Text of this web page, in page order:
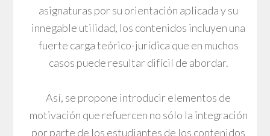
asignaturas por su orientación aplicada y su
innegable utilidad, los contenidos incluyen una
fuerte carga teórico-jurídica que en muchos
casos puede resultar difícil de abordar.
Así, se propone introducir elementos de
motivación que refuercen no sólo la integración
por parte de los estudiantes de los contenidos